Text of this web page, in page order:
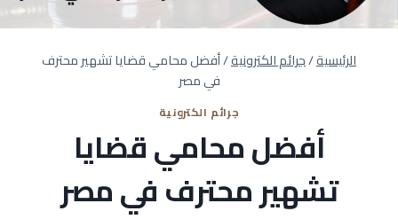
الرئيسية/جرائم الكترونية/أفضل محامي قضايا تشهير محترف
في مصر
جرائم الكترونية
أفضل محامي قضايا
تشهير محترف في مصر